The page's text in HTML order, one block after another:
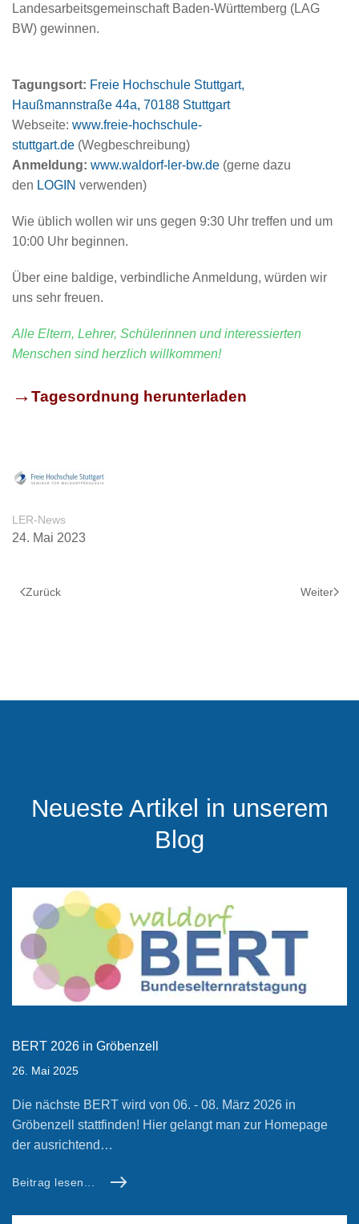
Landesarbeitsgemeinschaft Baden-Württemberg (LAG
BW) gewinnen.
Tagungsort: Freie Hochschule Stuttgart,
Haußmannstraße 44a, 70188 Stuttgart
Webseite: www.freie-hochschule-
stuttgart.de (Wegbeschreibung)
Anmeldung: www.waldorf-ler-bw.de (gerne dazu
den LOGIN verwenden)
Wie üblich wollen wir uns gegen 9:30 Uhr treffen und um
10:00 Uhr beginnen.
Über eine baldige, verbindliche Anmeldung, würden wir
uns sehr freuen.
Alle Eltern, Lehrer, Schülerinnen undinteressierten
Menschen sind herzlich willkommen!
→ Tagesordnung herunterladen
LER-News
24. Mai 2023
Zurück Weiter
Neueste Artikel in unserem
Blog
BERT 2026 in Gröbenzell
26. Mai 2025
Die nächste BERT wird von 06. - 08. März 2026 in
Gröbenzell stattfinden! Hier gelangt man zur Homepage
der ausrichtend…
Beitrag lesen...